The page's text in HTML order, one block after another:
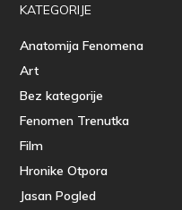
KATEGORIJE
Anatomija Fenomena
Art
Bez kategorije
Fenomen Trenutka
Film
Hronike Otpora
Jasan Pogled